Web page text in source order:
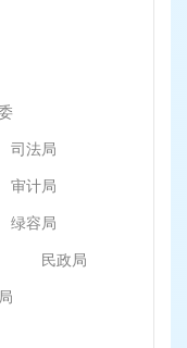
司法局
审计局
绿容局
民政局